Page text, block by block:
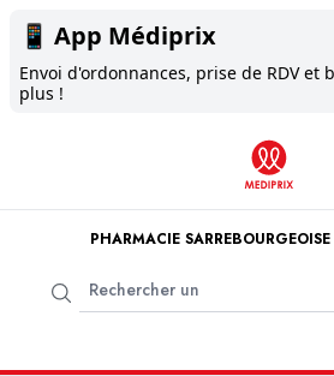
📱 App Médiprix
Envoi d'ordonnances, prise de RDV et
plus !
PHARMACIE